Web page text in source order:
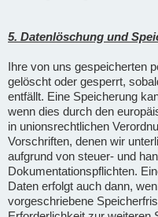
5. Datenlöschung und
Ihre von uns gespeicherten
gelöscht oder gesperrt,
entfällt. Eine Speicherung
wenn dies durch den
in unionsrechtlichen
Vorschriften, denen wir
aufgrund von steuer- und
Dokumentationspflichten.
Daten erfolgt auch dann,
vorgeschriebene